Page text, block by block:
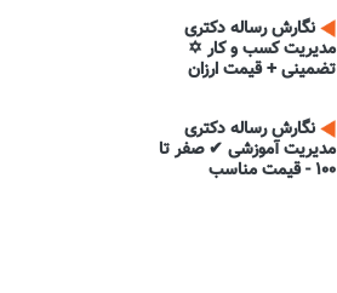
نگارش رساله دکتری
مدیریت کسب و کار ✡
تضمینی + قیمت ارزان
نگارش رساله دکتری
مدیریت آموزشی ✔ صفر تا
100 - قیمت مناسب